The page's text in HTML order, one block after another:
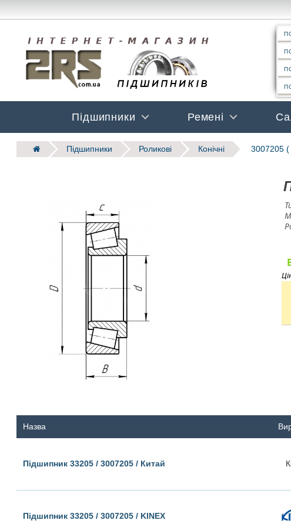
Підшипники Ремені
Підшипники Роликові Конічні 3007205 (
Назва
Підшипник 33205 / 3007205 / Китай
Підшипник 33205 / 3007205 / KINEX